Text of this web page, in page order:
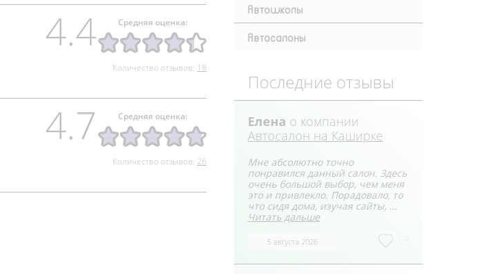
Средняя оценка:
4.4
Количество отзывов: 18
Средняя оценка:
4.7
Количество отзывов: 26
Автошколы
Автосалоны
Последние отзывы
Елена о компании
Автосалон на Каширке
Мне абсолютно точно
понравился данный салон. Здесь
очень большой выбор, чем меня
это и привлекло. Порадовало, то
что сидя дома, изучая сайты, ...
Читать дальше
5 августа 2026